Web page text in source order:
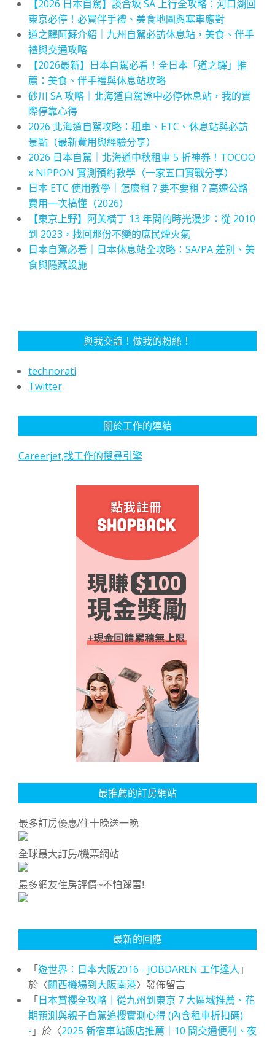
【2026 日本自駕】談合坂 SA 上行全攻略：河口湖回
東京必停！必買伴手禮、美食地圖與塞車應對
道之驛阿蘇介紹｜九州自駕必訪休息站，美食、伴手
禮與交通攻略
【2026最新】日本自駕必看！全日本「道之驛」推
薦：美食、伴手禮與休息站攻略
砂川 SA 攻略｜北海道自駕途中必停休息站，我的實
際停靠心得
2026 北海道自駕攻略：租車、ETC、休息站與必訪
景點（最新費用與經驗分享）
2026 日本自駕｜北海道中秋租車 5 折神券！TOCOO
x NIPPON 實測預約教學（一家五口實戰分享）
日本 ETC 使用教學｜怎麼租？要不要租？高速公路
費用一次搞懂（2026）
【東京上野】阿美橫丁 13 年間的時光漫步：從 2010
到 2023，找回那份不變的庶民煙火氣
日本自駕必看｜日本休息站全攻略：SA/PA 差別、美
食與隱藏設施
與我交誼！做我的粉絲！
technorati
Twitter
關於工作的連結
Careerjet,找工作的搜尋引擎
最推薦的訂房網站
最多訂房優惠/住十晚送一晚
全球最大訂房/機票網站
最多網友住房評價~不怕踩雷!
最新的回應
「遊世界：日本大阪2016 - JOBDAREN 工作達人 」
於〈關西機場到大阪南港〉發佈留言
「日本賞櫻全攻略｜從九州到東京 7 大區域推薦、花
期預測與親子自駕追櫻實測心得 (內含租車折扣碼)
- 」於〈2025 新宿車站飯店推薦｜10 間交通便利、夜